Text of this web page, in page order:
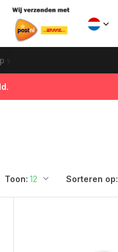
de volgende dag geleverd!
Toon: Sorteren op: